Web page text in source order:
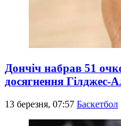
Дончіч набрав 51
досягнення
13 березня, 07:57 Баскетбол